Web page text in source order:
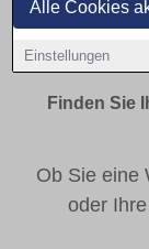
Alle Cookies
Einstellungen
Finden Sie
Ob Sie eine
oder